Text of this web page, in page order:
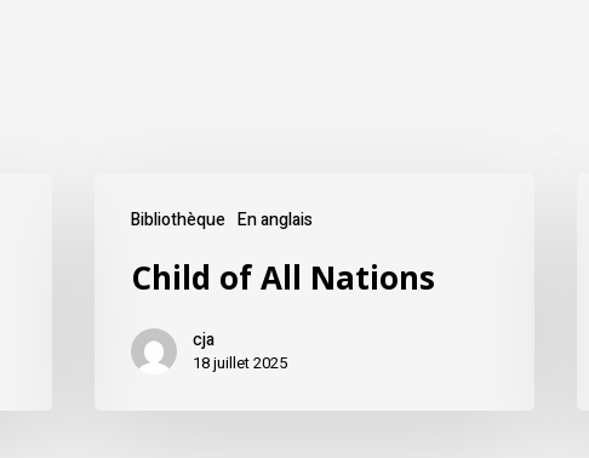
Bibliothèque En anglais
Child of All Nations
cja
18 juillet 2025